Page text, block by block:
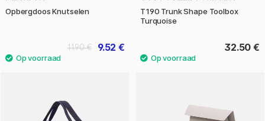
Opbergdoos Knutselen
9.52 €
11.90 €
T190 Trunk Shape Toolbox
Turquoise
32.50 €